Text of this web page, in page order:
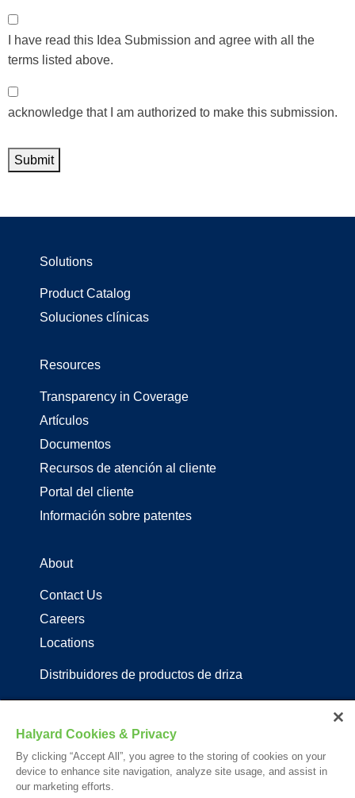
*
I have read this Idea Submission and agree with all the
terms listed above.
*
acknowledge that I am authorized to make this submission.
Submit
Solutions
Product Catalog
Soluciones clínicas
Resources
Transparency in Coverage
Artículos
Documentos
Recursos de atención al cliente
Portal del cliente
Información sobre patentes
About
Contact Us
Careers
Locations
Distribuidores de productos de driza
Halyard Cookies & Privacy
By clicking “Accept All”, you agree to the storing of cookies on your
device to enhance site navigation, analyze site usage, and assist in
our marketing efforts.